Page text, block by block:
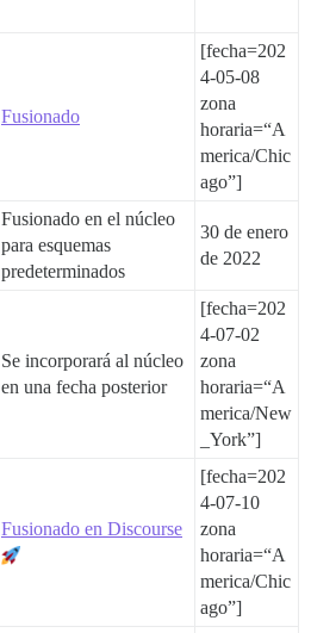
Fusionado
[fecha=202
4-05-08
zona
horaria=“A
merica/Chic
ago”]
Fusionado en el núcleo
para esquemas
predeterminados
30 de enero
de 2022
Se incorporará al núcleo
en una fecha posterior
[fecha=202
4-07-02
zona
horaria=“A
merica/New
_York”]
Fusionado en Discourse
[fecha=202
4-07-10
zona
horaria=“A
merica/Chic
ago”]